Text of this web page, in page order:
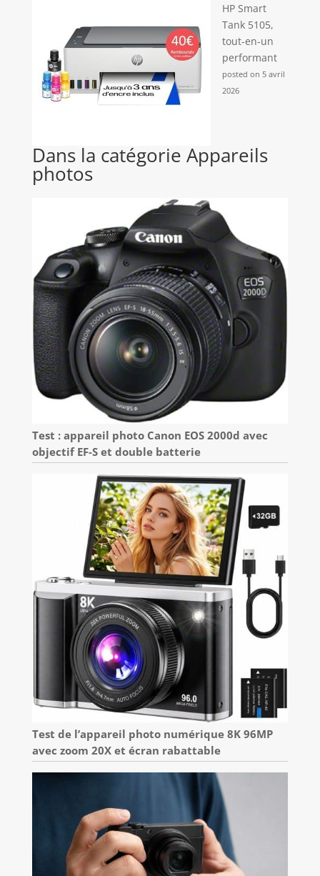
HP Smart
Tank 5105,
tout-en-un
performant
posted on 5 avril
2026
Dans la catégorie Appareils
photos
Test : appareil photo Canon EOS 2000d avec
objectif EF-S et double batterie
Test de l’appareil photo numérique 8K 96MP
avec zoom 20X et écran rabattable